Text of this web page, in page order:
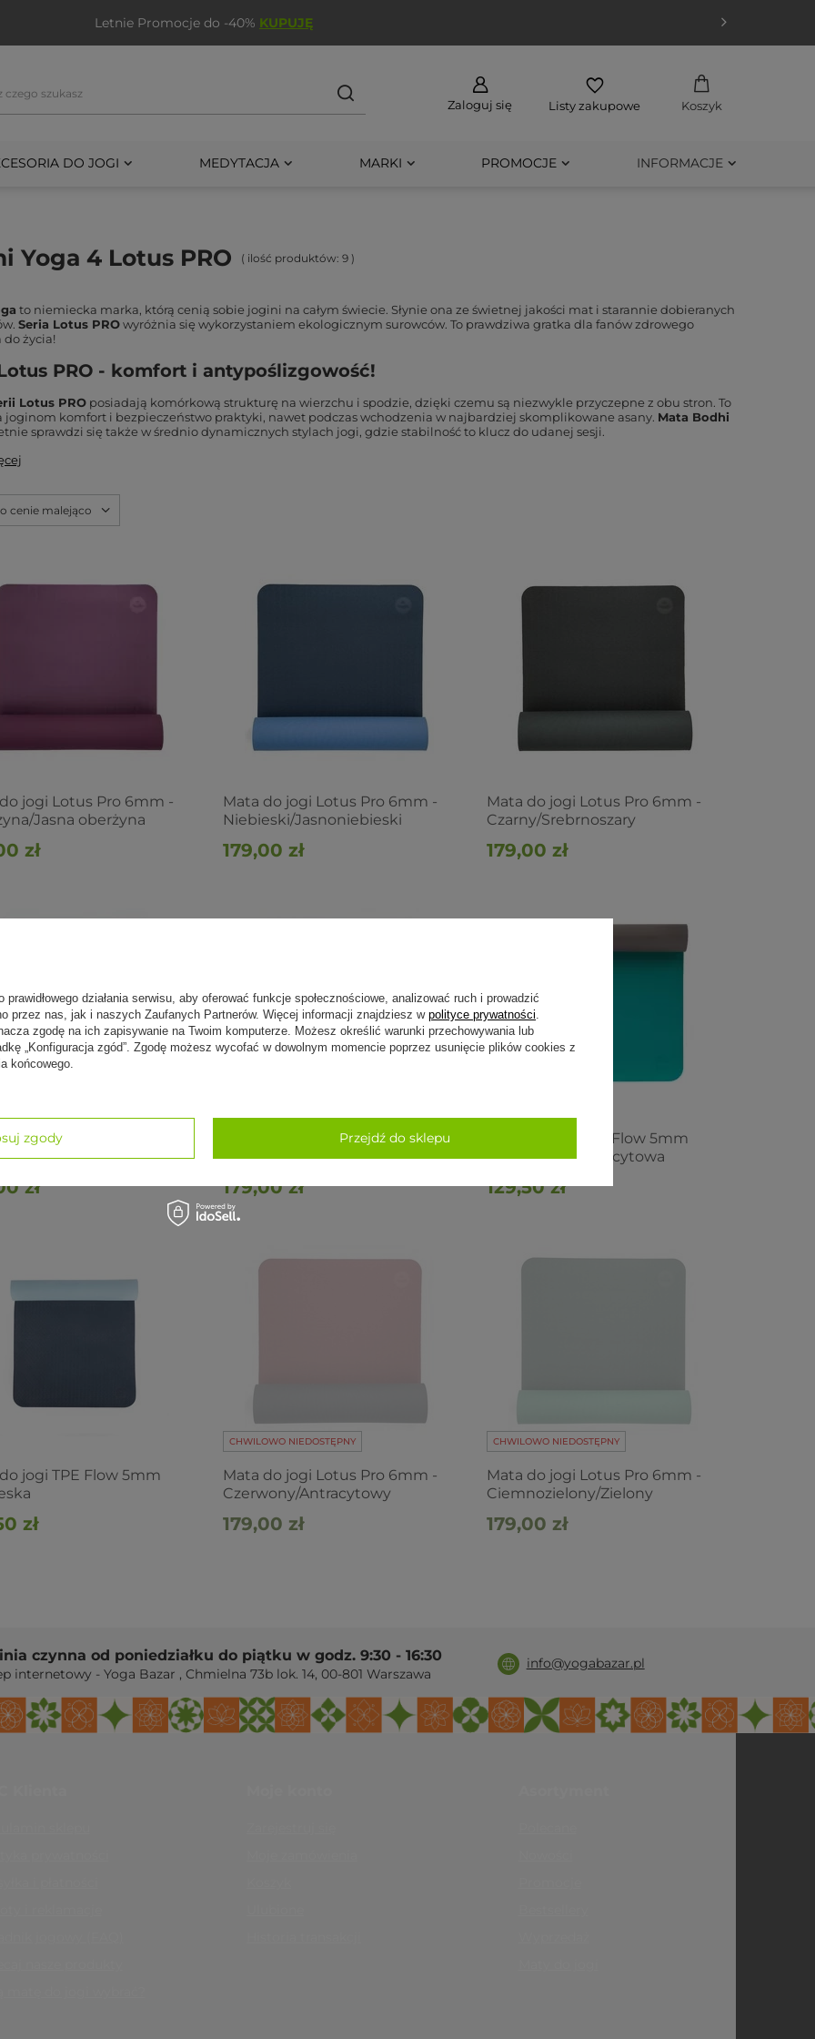
Letnie Promocje do -40% KUPUJĘ
Zaloguj się Listy zakupowe Koszyk
DO JOGI MEDYTACJA MARKI PROMOCJE INFORMACJE
Yoga 4 Lotus PRO ( ilość produktów: 9 )
to niemiecka marka, którą cenią sobie jogini na całym świecie. Słynie ona ze świetnej jakości mat i starannie dobieranych
Seria Lotus PROwyróżnia się wykorzystaniem ekologicznym surowców. To prawdziwa gratka dla fanów zdrowego
do życia!
PRO - komfort i antypoślizgowość!
Lotus PRO posiadają komórkową strukturę na wierzchu i spodzie, dzięki czemu są niezwykle przyczepne z obu stron. To
joginom komfort i bezpieczeństwo praktyki, nawet podczas wchodzenia w najbardziej skomplikowane asany. Mata Bodhi
sprawdzi się także w średnio dynamicznych stylach jogi, gdzie stabilność to klucz do udanej sesji.
cenie malejąco
jogi Lotus Pro 6mm -
Jasna oberżyna
zł
Mata do jogi Lotus Pro 6mm -
Niebieski/Jasnoniebieski
179,00 zł
Mata do jogi Lotus Pro 6mm -
Czarny/Srebrnoszary
179,00 zł
jogi Lotus Pro 6mm -
Jasnymorski
zł
Mata do jogi Lotus Pro 6mm -
Piaskowy/Jasnoszary
179,00 zł
Mata do jogi TPE Flow 5mm
Turkusowo-Antracytowa
129,50 zł
jogi TPE Flow 5mm
zł
CHWILOWO NIEDOSTĘPNY
Mata do jogi Lotus Pro 6mm -
Czerwony/Antracytowy
179,00 zł
CHWILOWO NIEDOSTĘPNY
Mata do jogi Lotus Pro 6mm -
Ciemnozielony/Zielony
179,00 zł
czynna od poniedziałku do piątku w godz. 9:30 - 16:30
internetowy - Yoga Bazar , Chmielna 73b lok. 14, 00-801 Warszawa
info@yogabazar.pl
działania serwisu, aby oferować funkcje społecznościowe, analizować ruch i prowadzić
przez nas, jak i naszych Zaufanych Partnerów. Więcej informacji znajdziesz w polityce prywatności
zgodę na ich zapisywanie na Twoim komputerze. Możesz określić warunki przechowywania lub
„Konfiguracja zgód”. Zgodę możesz wycofać w dowolnym momencie poprzez usunięcie plików cookies z
końcowego.
zgody Przejdź do sklepu